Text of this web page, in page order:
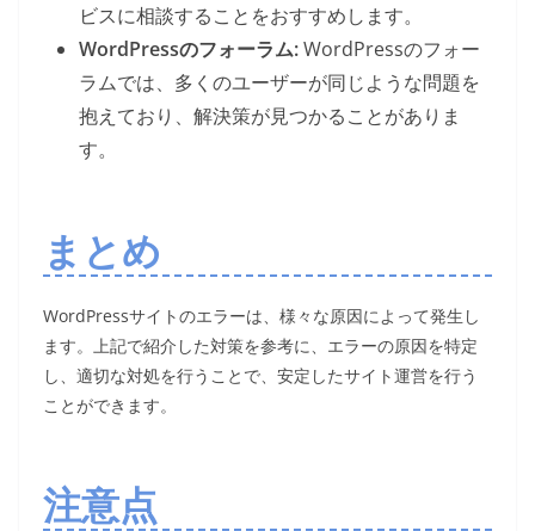
ビスに相談することをおすすめします。
WordPressのフォーラム:WordPressのフォー
ラムでは、多くのユーザーが同じような問題を
抱えており、解決策が見つかることがありま
す。
まとめ
WordPressサイトのエラーは、様々な原因によって発生し
ます。上記で紹介した対策を参考に、エラーの原因を特定
し、適切な対処を行うことで、安定したサイト運営を行う
ことができます。
注意点